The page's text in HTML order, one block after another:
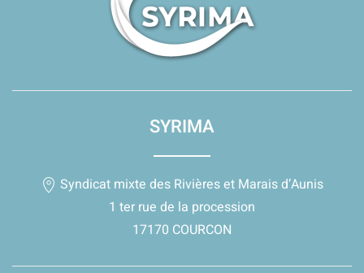
SYRIMA
Syndicat mixte des Rivières et Marais d’Aunis
1 ter rue de la procession
17170 COURCON